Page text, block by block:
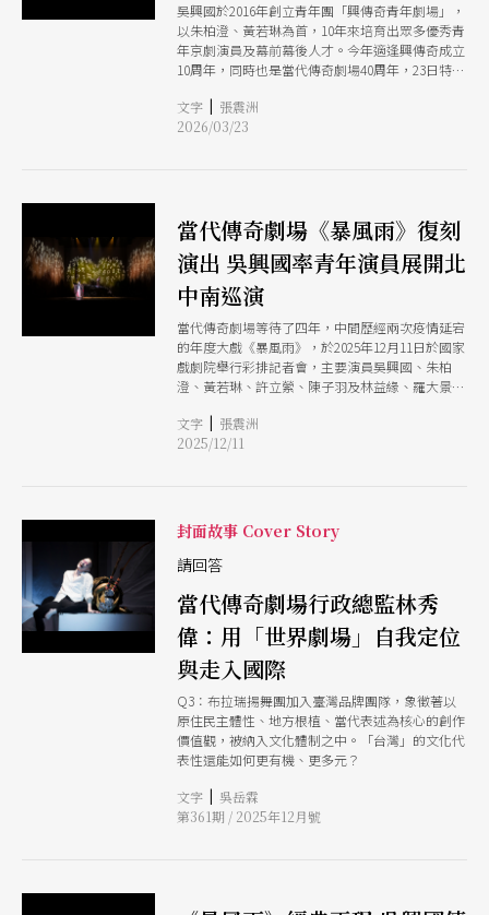
吳興國於2016年創立青年團「興傳奇青年劇場」，
以朱柏澄、黃若琳為首，10年來培育出眾多優秀青
年京劇演員及幕前幕後人才。今年適逢興傳奇成立
10周年，同時也是當代傳奇劇場40周年，23日特別
10年成果，並預告接下來3月26日至29日於臺灣戲
曲中心大表演廳登場的《傳奇風雅．捌》，以及4
文字 | 張震洲
2026/03/23
當代傳奇劇場《暴風雨》復刻
演出 吳興國率青年演員展開北
中南巡演
當代傳奇劇場等待了四年，中間歷經兩次疫情延宕
的年度大戲《暴風雨》，於2025年12月11日於國家
戲劇院舉行彩排記者會，主要演員吳興國、朱柏
澄、黃若琳、許立縈、陳子羽及林益緣、羅大景現
正式開跑。
文字 | 張震洲
2025/12/11
封面故事 Cover Story
請回答
當代傳奇劇場行政總監林秀
偉：用「世界劇場」自我定位
與走入國際
Q3：布拉瑞揚舞團加入臺灣品牌團隊，象徵著以
原住民主體性、地方根植、當代表述為核心的創作
價值觀，被納入文化體制之中。「台灣」的文化代
表性還能如何更有機、更多元？
文字 | 吳岳霖
第361期 / 2025年12月號